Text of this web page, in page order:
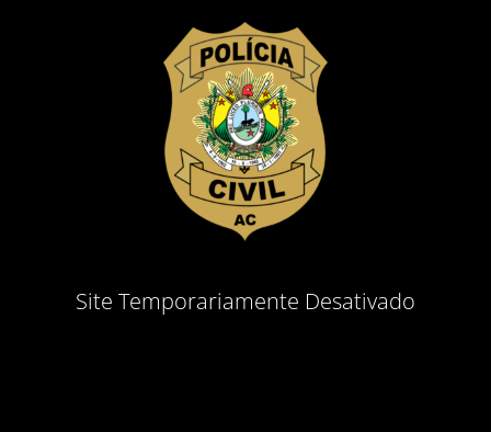
Site Temporariamente Desativado